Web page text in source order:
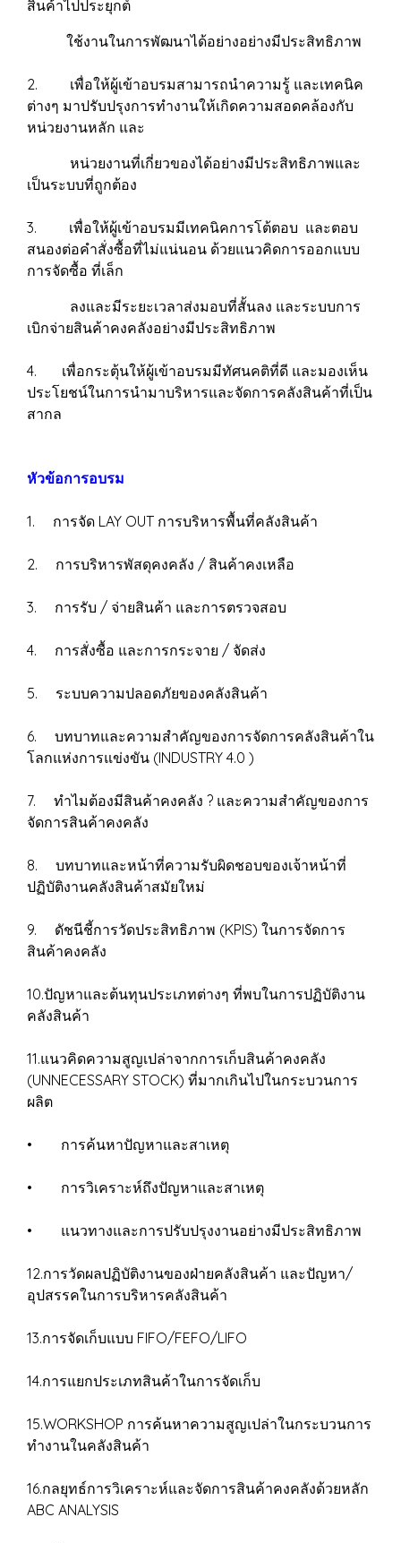
สินค้าไปประยุกต์
ใช้งานในการพัฒนาได้อย่างอย่างมีประสิทธิภาพ
2. เพื่อให้ผู้เข้าอบรมสามารถนำความรู้ และเทคนิค
ต่างๆ มาปรับปรุงการทำงานให้เกิดความสอดคล้องกับ
หน่วยงานหลัก และ
หน่วยงานที่เกี่ยวของได้อย่างมีประสิทธิภาพและ
เป็นระบบที่ถูกต้อง
3. เพื่อให้ผู้เข้าอบรมมีเทคนิคการโต้ตอบ และตอบ
สนองต่อคำสั่งซื้อที่ไม่แน่นอน ด้วยแนวคิดการออกแบบ
การจัดซื้อ ที่เล็ก
ลงและมีระยะเวลาส่งมอบที่สั้นลง และระบบการ
เบิกจ่ายสินค้าคงคลังอย่างมีประสิทธิภาพ
4. เพื่อกระตุ้นให้ผู้เข้าอบรมมีทัศนคติที่ดี และมองเห็น
ประโยชน์ในการนำมาบริหารและจัดการคลังสินค้าที่เป็น
สากล
หัวข้อการอบรม
1. การจัด LAY OUT การบริหารพื้นที่คลังสินค้า
2. การบริหารพัสดุคงคลัง / สินค้าคงเหลือ
3. การรับ / จ่ายสินค้า และการตรวจสอบ
4. การสั่งซื้อ และการกระจาย / จัดส่ง
5. ระบบความปลอดภัยของคลังสินค้า
6. บทบาทและความสำคัญของการจัดการคลังสินค้าใน
โลกแห่งการแข่งขัน (INDUSTRY 4.0 )
7. ทำไมต้องมีสินค้าคงคลัง ? และความสำคัญของการ
จัดการสินค้าคงคลัง
8. บทบาทและหน้าที่ความรับผิดชอบของเจ้าหน้าที่
ปฏิบัติงานคลังสินค้าสมัยใหม่
9. ดัชนีชี้การวัดประสิทธิภาพ (KPIS) ในการจัดการ
สินค้าคงคลัง
10.ปัญหาและต้นทุนประเภทต่างๆ ที่พบในการปฏิบัติงาน
คลังสินค้า
11.แนวคิดความสูญเปล่าจากการเก็บสินค้าคงคลัง
(UNNECESSARY STOCK) ที่มากเกินไปในกระบวนการ
ผลิต
• การค้นหาปัญหาและสาเหตุ
• การวิเคราะห์ถึงปัญหาและสาเหตุ
• แนวทางและการปรับปรุงงานอย่างมีประสิทธิภาพ
12.การวัดผลปฏิบัติงานของฝ่ายคลังสินค้า และปัญหา/
อุปสรรคในการบริหารคลังสินค้า
13.การจัดเก็บแบบ FIFO/FEFO/LIFO
14.การแยกประเภทสินค้าในการจัดเก็บ
15.WORKSHOP การค้นหาความสูญเปล่าในกระบวนการ
ทำงานในคลังสินค้า
16.กลยุทธ์การวิเคราะห์และจัดการสินค้าคงคลังด้วยหลัก
ABC ANALYSIS